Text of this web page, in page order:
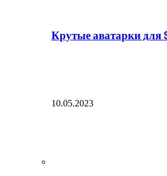
Крутые аватарки
10.05.2023